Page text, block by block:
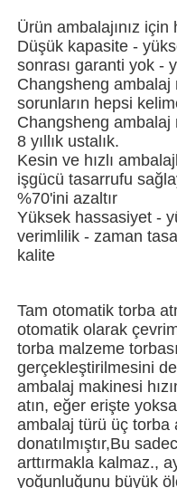
Ürünler
videolar
Bizim Hakkımızda
Fabrika turu
Kalite kontrolü
Bize Ulaşın
Haberler
Davalar
Döner paketleme
Ürün ambalajınız
Düşük kapasite -
sonrası garanti yok -
Changsheng ambalaj
sorunların hepsi
Changsheng ambalaj
8 yıllık ustalık.
Kesin ve hızlı
işgücü tasarrufu
%70'ini azaltır
Yüksek hassasiyet -
verimlilik - zaman
kalite
Tam otomatik torba
otomatik olarak
torba malzeme
gerçekleştirilmesini
ambalaj makinesi
atın, eğer erişte
ambalaj türü üç torba
donatılmıştır,Bu
arttırmakla kalmaz.,
yoğunluğunu büyük